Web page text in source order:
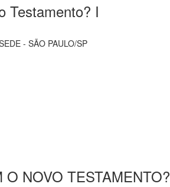
Testamento? I
- SÃO PAULO/SP
NOVO TESTAMENTO?